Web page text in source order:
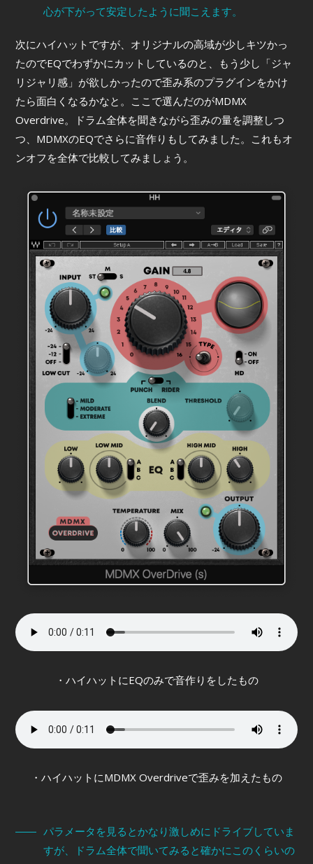
心が下がって安定したように聞こえます。
次にハイハットですが、オリジナルの高域が少しキツかっ
たのでEQでわずかにカットしているのと、もう少し「ジャ
リジャリ感」が欲しかったので歪み系のプラグインをかけ
たら面白くなるかなと。ここで選んだのがMDMX
Overdrive。ドラム全体を聞きながら歪みの量を調整しつ
つ、MDMXのEQでさらに音作りもしてみました。これもオ
ンオフを全体で比較してみましょう。
・ハイハットにEQのみで音作りをしたもの
・ハイハットにMDMX Overdriveで歪みを加えたもの
パラメータを見るとかなり激しめにドライブしていま
すが、ドラム全体で聞いてみると確かにこのくらいの